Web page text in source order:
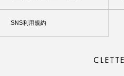
SNS利用規約